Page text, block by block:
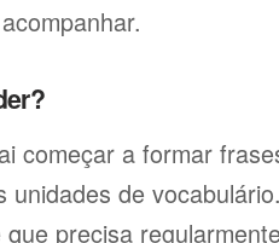
começar a formar
unidades de
precisa